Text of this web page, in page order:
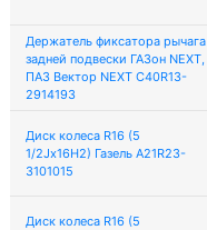
Держатель фиксатора рычага
задней подвески ГАЗон NEXT,
ПАЗ Вектор NEXT C40R13-
2914193
Диск колеса R16 (5
1/2Jx16H2) Газель А21R23-
3101015
Диск колеса R16 (5